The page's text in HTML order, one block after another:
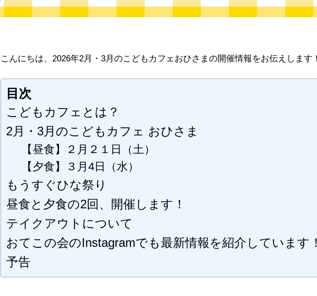
こんにちは、2026年2月・3月のこどもカフェおひさまの開催情報をお伝えします
目次
こどもカフェとは？
2月・3月のこどもカフェ おひさま
【昼食】２月２１日（土）
【夕食】３月4日（水）
もうすぐひな祭り
昼食と夕食の2回、開催します！
テイクアウトについて
おてこの会のInstagramでも最新情報を紹介しています
予告